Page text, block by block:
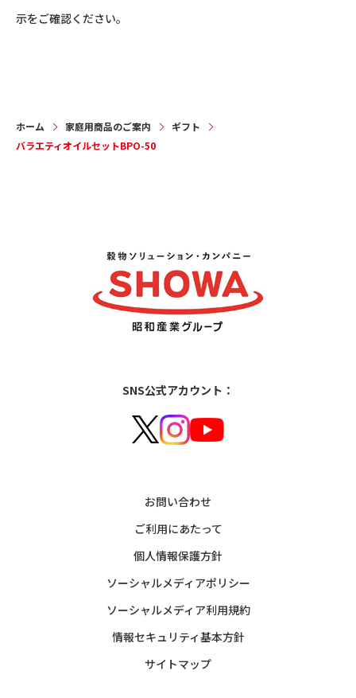
示をご確認ください。
ホーム 家庭用商品のご案内
ギフト
バラエティオイルセットBPO-50
SNS公式アカウント：
お問い合わせ
ご利用にあたって
個人情報保護方針
ソーシャルメディアポリシー
ソーシャルメディア利用規約
情報セキュリティ基本方針
サイトマップ